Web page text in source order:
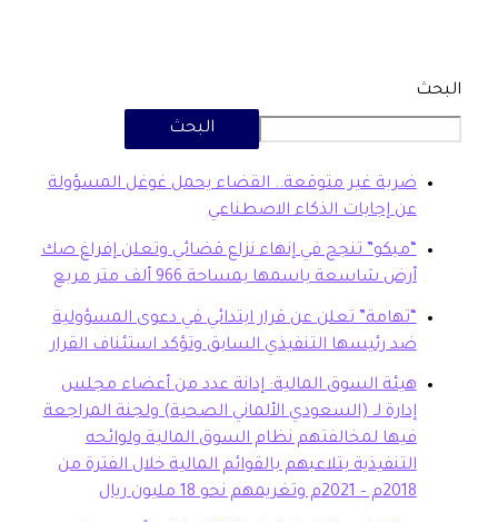
غير متوقعة.. القضاء يحمل غوغل المسؤولة
إجابات الذكاء الاصطناعي
تنجح في إنهاء نزاع قضائي وتعلن إفراغ صك
شاسعة باسمها بمساحة 966 ألف متر مربع
تعلن عن قرار ابتدائي في دعوى المسؤولية
رئيسها التنفيذي السابق وتؤكد استئناف القرار
السوق المالية: إدانة عدد من أعضاء مجلس
لـ (السعودي الألماني الصحية) ولجنة المراجعة
لمخالفتهم نظام السوق المالية ولوائحه
بتلاعبهم بالقوائم المالية خلال الفترة من